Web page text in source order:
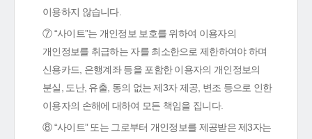
이용하지 않습니다.
⑦ “사이트”는 개인정보 보호를 위하여 이용자의
개인정보를 취급하는 자를 최소한으로 제한하여야 하며
신용카드, 은행계좌 등을 포함한 이용자의 개인정보의
분실, 도난, 유출, 동의 없는 제3자 제공, 변조 등으로 인한
이용자의 손해에 대하여 모든 책임을 집니다.
⑧ “사이트” 또는 그로부터 개인정보를 제공받은 제3자는